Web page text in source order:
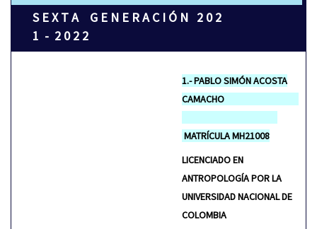
S E X T A G E N E R A C I Ó N 2 0 2
1 - 2 0 2 2
1.- PABLO SIMÓN ACOSTA
CAMACHO
MATRÍCULA MH21008
LICENCIADO EN
ANTROPOLOGÍA POR LA
UNIVERSIDAD NACIONAL DE
COLOMBIA